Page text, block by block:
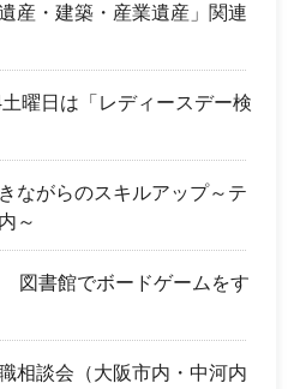
産・建築・産業遺産」関連
曜日は「レディースデー検
ながらのスキルアップ～テ
～
書館でボードゲームをす
相談会（大阪市内・中河内